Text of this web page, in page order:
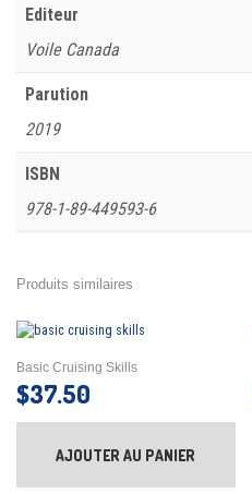
Editeur
Voile Canada
Parution
2019
ISBN
978-1-89-449593-6
Produits similaires
Basic Cruising Skills
$37.50
AJOUTER AU PANIER